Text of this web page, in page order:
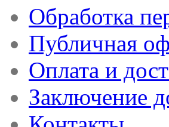
Обработка
Публичная
Оплата и
Заключение